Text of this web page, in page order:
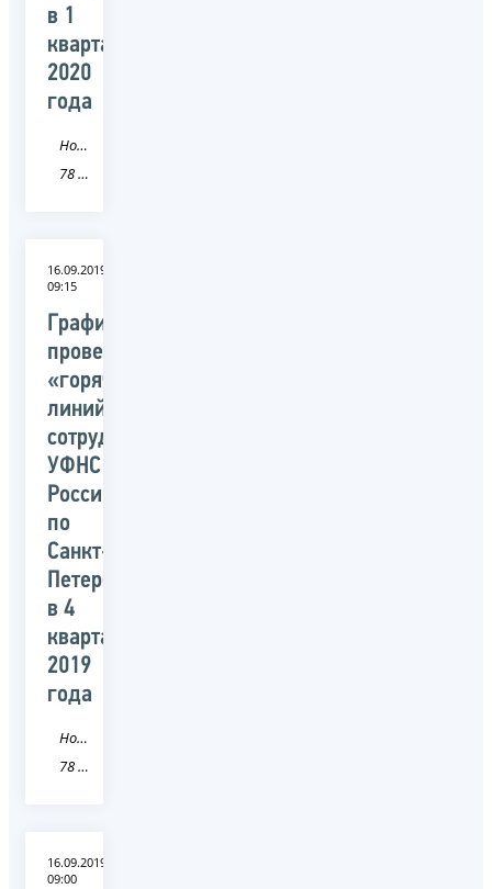
в 1
квартале
2020
года
Новость
78 Санкт-Петербург
16.09.2019
09:15
График
проведения
«горячих
линий»
сотрудниками
УФНС
России
по
Санкт-
Петербургу
в 4
квартале
2019
года
Новость
78 Санкт-Петербург
16.09.2019
09:00